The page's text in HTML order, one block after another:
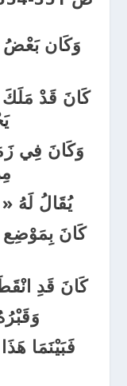
وَكَان بَعْضُ
كَانَ قَدْ مَلَكَ
وَكَانَ فِي
يُقَالُ لَهُ
كَانَ بِمَوْضِع
كَانَ قَدِ
فَبَيْنَمَا